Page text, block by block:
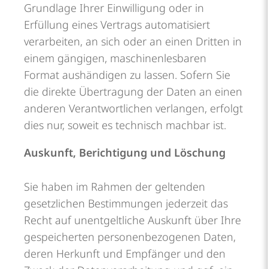
Grundlage Ihrer Einwilligung oder in
Erfüllung eines Vertrags automatisiert
verarbeiten, an sich oder an einen Dritten in
einem gängigen, maschinenlesbaren
Format aushändigen zu lassen. Sofern Sie
die direkte Übertragung der Daten an einen
anderen Verantwortlichen verlangen, erfolgt
dies nur, soweit es technisch machbar ist.
Auskunft, Berichtigung und Löschung
Sie haben im Rahmen der geltenden
gesetzlichen Bestimmungen jederzeit das
Recht auf unentgeltliche Auskunft über Ihre
gespeicherten personenbezogenen Daten,
deren Herkunft und Empfänger und den